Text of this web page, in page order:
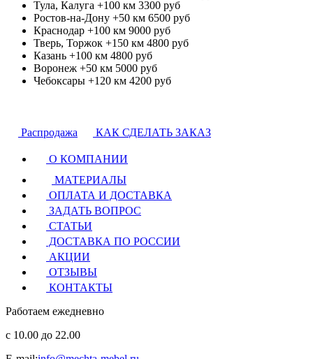
Тула, Калуга +100 км 3300 руб
Ростов-на-Дону +50 км 6500 руб
Краснодар +100 км 9000 руб
Тверь, Торжок +150 км 4800 руб
Казань +100 км 4800 руб
Воронеж +50 км 5000 руб
Чебоксары +120 км 4200 руб
Распродажа КАК СДЕЛАТЬ ЗАКАЗ
О КОМПАНИИ
МАТЕРИАЛЫ
ОПЛАТА И ДОСТАВКА
ЗАДАТЬ ВОПРОС
СТАТЬИ
ДОСТАВКА ПО РОССИИ
АКЦИИ
ОТЗЫВЫ
КОНТАКТЫ
Работаем ежедневно
с 10.00 до 22.00